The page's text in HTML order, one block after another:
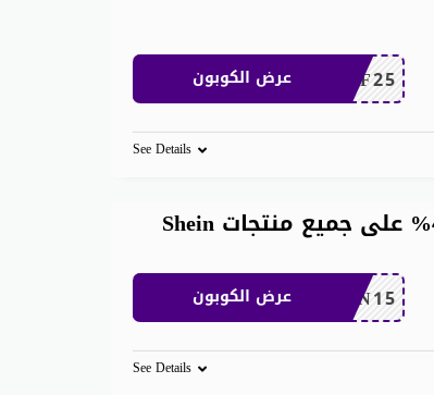
MEAF25 عرض الكوبون
See Details
SHEN15 عرض الكوبون
See Details